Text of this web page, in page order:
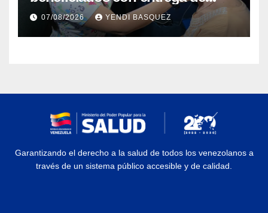
prótesis auditivas en el Centro de
Rehabilitación J.J. Arvelo
07/08/2026 YENDI BASQUEZ
Garantizando el derecho a la salud de todos los venezolanos a
través de un sistema público accesible y de calidad.